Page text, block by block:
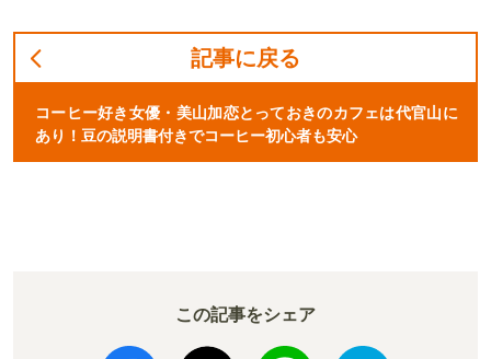
記事に戻る
コーヒー好き女優・美山加恋とっておきのカフェは代官山に
あり！豆の説明書付きでコーヒー初心者も安心
この記事をシェア